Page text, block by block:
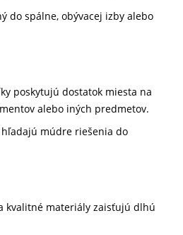
do spálne, obývacej izby alebo
poskytujú dostatok miesta na
alebo iných predmetov.
múdre riešenia do
kvalitné materiály zaisťujú dlhú